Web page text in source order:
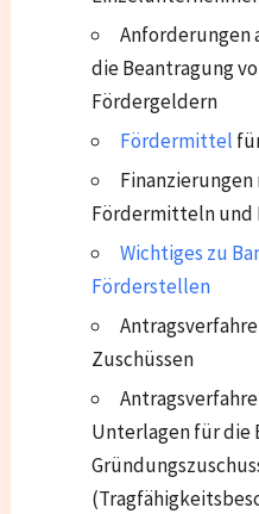
Anforderungen
die Beantragung
Fördergeldern
Fördermittel
Fördermitteln und
Wichtiges zu
Förderstellen
Zuschüssen
Unterlagen für die